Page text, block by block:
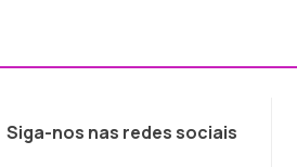
Siga-nos nas redes sociais